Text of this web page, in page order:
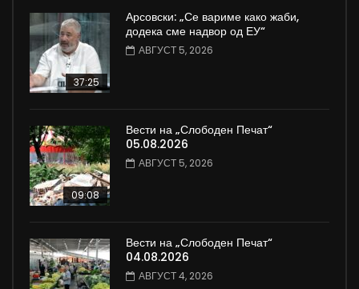
37:25
Арсовски: „Се вариме како жаби,
додека сме надвор од ЕУ“
АВГУСТ 5, 2026
09:08
Вести на „Слободен Печат“
05.08.2026
АВГУСТ 5, 2026
Вести на „Слободен Печат“
04.08.2026
АВГУСТ 4, 2026